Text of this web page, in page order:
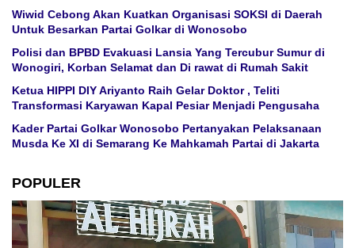
Wiwid Cebong Akan Kuatkan Organisasi SOKSI di Daerah
Untuk Besarkan Partai Golkar di Wonosobo
Polisi dan BPBD Evakuasi Lansia Yang Tercubur Sumur di
Wonogiri, Korban Selamat dan Di rawat di Rumah Sakit
Ketua HIPPI DIY Ariyanto Raih Gelar Doktor , Teliti
Transformasi Karyawan Kapal Pesiar Menjadi Pengusaha
Kader Partai Golkar Wonosobo Pertanyakan Pelaksanaan
Musda Ke XI di Semarang Ke Mahkamah Partai di Jakarta
POPULER